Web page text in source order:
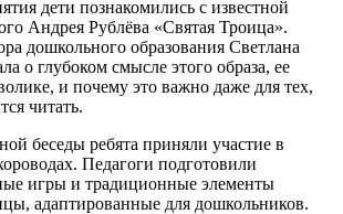
дети познакомились с известной
Андрея Рублёва «Святая Троица».
дошкольного образования Светлана
о глубоком смысле этого образа, ее
и почему это важно даже для тех,
читать.
беседы ребята приняли участие в
Педагоги подготовили
игры и традиционные элементы
адаптированные для дошкольников.